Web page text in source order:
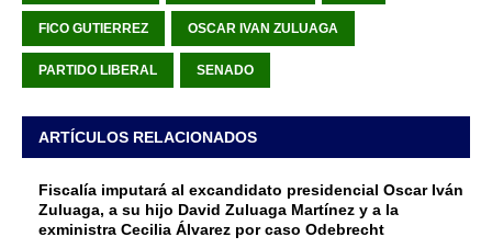
FICO GUTIERREZ OSCAR IVAN ZULUAGA
PARTIDO LIBERAL SENADO
ARTÍCULOS RELACIONADOS
Fiscalía imputará al excandidato presidencial Oscar Iván
Zuluaga, a su hijo David Zuluaga Martínez y a la
exministra Cecilia Álvarez por caso Odebrecht